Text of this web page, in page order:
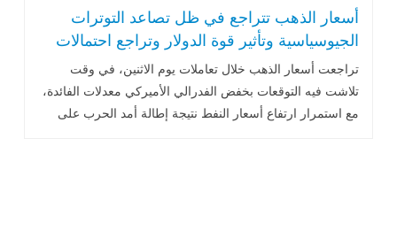
أسعار الذهب تتراجع في ظل تصاعد التوترات
الجيوسياسية وتأثير قوة الدولار وتراجع احتمالات
خفض الفائدة
تراجعت أسعار الذهب خلال تعاملات يوم الاثنين، في وقت
تلاشت فيه التوقعات بخفض الفدرالي الأميركي معدلات الفائدة،
مع استمرار ارتفاع أسعار النفط نتيجة إطالة أمد الحرب على